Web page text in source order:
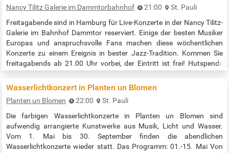
Nancy Tilitz Galerie im Dammtorbahnhof 21:00
St. Pauli
Freitagabende sind in Hamburg für Live-Konzerte in der Nancy Tilitz-
Galerie im Bahnhof Dammtor reserviert. Einige der besten Musiker
Europas und anspruchsvolle Fans machen diese wöchentlichen
Konzerte zu einem Ereignis in bester Jazz-Tradition. Kommen Sie
freitagabends ab 21.00 Uhr vorbei, der Eintritt ist frei! Hutspende
http://nancys-galerie-jazz.com
Wasserlichtkonzert in Planten un Blomen
Planten un Blomen 22:00
St. Pauli
Die farbigen Wasserlichtkonzerte in Planten un Blomen sind
aufwendig arrangierte Kunstwerke aus Musik, Licht und Wasser.
Vom 1. Mai bis 30. September finden die abendlichen
Wasserlichtkonzerte wieder statt. Das Programm: 01.-15. Mai Von